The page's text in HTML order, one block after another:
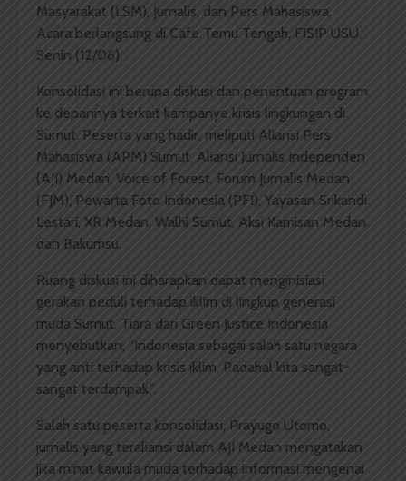
Masyarakat (LSM), Jurnalis, dan Pers Mahasiswa.
Acara berlangsung di Cafe Temu Tengah, FISIP USU,
Senin (12/06).
Konsolidasi ini berupa diskusi dan penentuan program
ke depannya terkait kampanye krisis lingkungan di
Sumut. Peserta yang hadir, meliputi Aliansi Pers
Mahasiswa (APM) Sumut, Aliansi Jurnalis Independen
(AJI) Medan, Voice of Forest, Forum Jurnalis Medan
(FJM), Pewarta Foto Indonesia (PFI), Yayasan Srikandi
Lestari, XR Medan, Walhi Sumut, Aksi Kamisan Medan
dan Bakumsu.
Ruang diskusi ini diharapkan dapat menginisiasi
gerakan peduli terhadap iklim di lingkup generasi
muda Sumut. Tiara dari Green Justice Indonesia
menyebutkan, “Indonesia sebagai salah satu negara
yang anti terhadap krisis iklim. Padahal kita sangat-
sangat terdampak,”.
Salah satu peserta konsolidasi, Prayugo Utomo,
jurnalis yang teraliansi dalam AJI Medan mengatakan
jika minat kawula muda terhadap informasi mengenai